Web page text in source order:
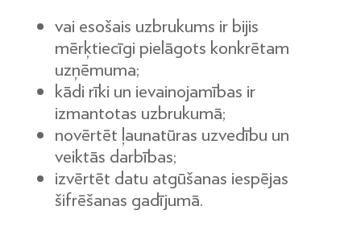
vai esošais uzbrukums ir bijis
mērķtiecīgi pielāgots konkrētam
uzņēmuma;
kādi rīki un ievainojamības ir
izmantotas uzbrukumā;
novērtēt ļaunatūras uzvedību un
veiktās darbības;
izvērtēt datu atgūšanas iespējas
šifrēšanas gadījumā.